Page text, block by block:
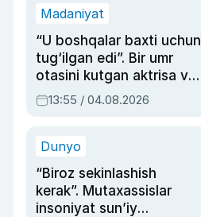
Madaniyat
“U boshqalar baxti uchun
tug‘ilgan edi”. Bir umr
otasini kutgan aktrisa va
dublyaj ustasi Rimma
Ahmedovaning
13:55 / 04.08.2026
Dunyo
“Biroz sekinlashish
kerak”. Mutaxassislar
insoniyat sun’iy